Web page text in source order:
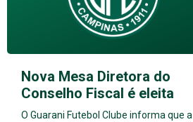
Nova Mesa Diretora do
Conselho Fiscal é eleita
O Guarani Futebol Clube informa que a